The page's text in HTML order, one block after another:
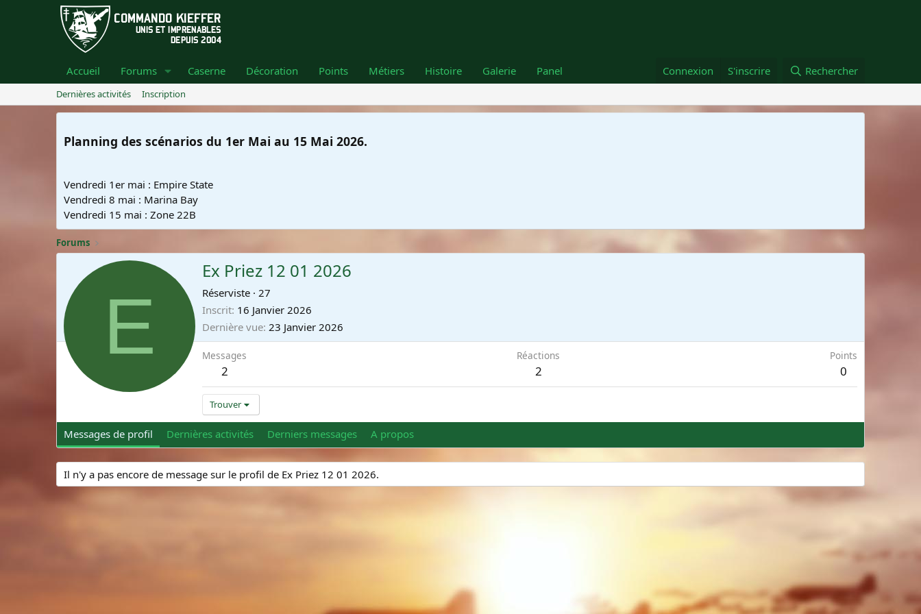
Accueil Forums Caserne Décoration Points Métiers Histoire Galerie Panel Connexion S'inscrire Rechercher
Dernières activités Inscription
Planning des scénarios du 1er Mai au 15 Mai 2026.
Vendredi 1er mai : Empire State
Vendredi 8 mai : Marina Bay
Vendredi 15 mai : Zone 22B
Forums
E
Ex Priez 12 01 2026
Réserviste · 27
Inscrit 16 Janvier 2026
Dernière vue 23 Janvier 2026
Messages
2
Réactions
2
Points
0
Trouver
Messages de profil Dernières activités Derniers messages A propos
Il n'y a pas encore de message sur le profil de Ex Priez 12 01 2026.